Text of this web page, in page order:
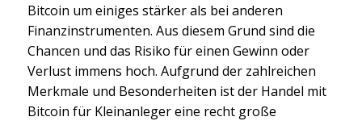
Bitcoin um einiges stärker als bei anderen
Finanzinstrumenten. Aus diesem Grund sind die
Chancen und das Risiko für einen Gewinn oder
Verlust immens hoch. Aufgrund der zahlreichen
Merkmale und Besonderheiten ist der Handel mit
Bitcoin für Kleinanleger eine recht große